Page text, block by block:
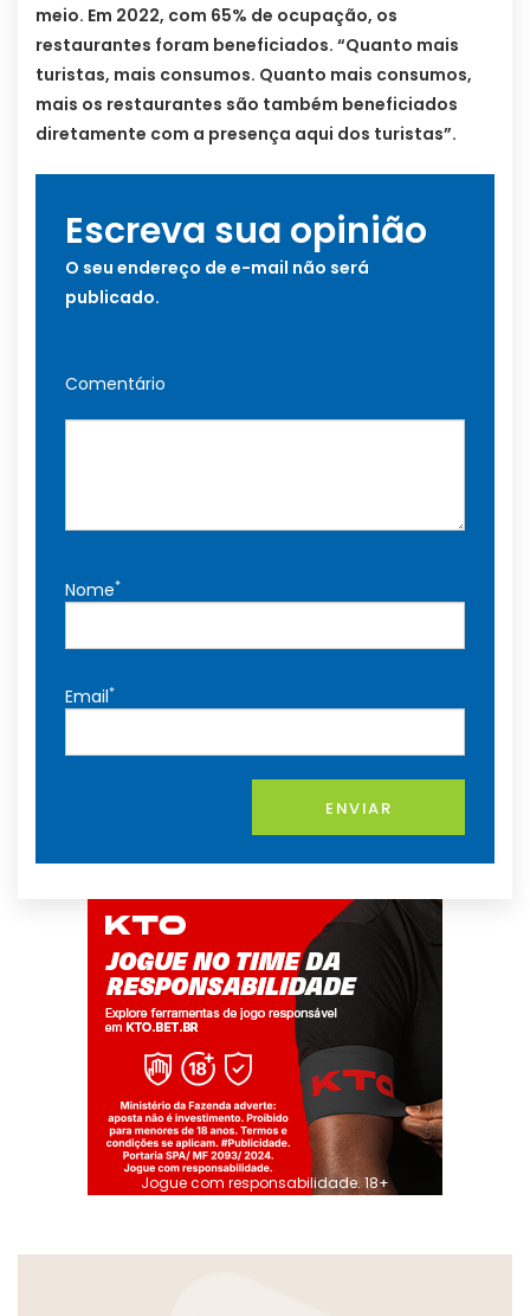
meio. Em 2022, com 65% de ocupação, os
restaurantes foram beneficiados. “Quanto mais
turistas, mais consumos. Quanto mais consumos,
mais os restaurantes são também beneficiados
diretamente com a presença aqui dos turistas”.
Escreva sua opinião
O seu endereço de e-mail não será
publicado.
Comentário
Nome*
Email*
ENVIAR
Jogue com responsabilidade. 18+